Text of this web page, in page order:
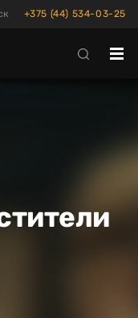
+375 (44) 534-03-25